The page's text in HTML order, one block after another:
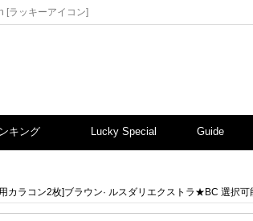
[ラッキーアイコン]
キング Lucky Special Guide
カラコン2枚]ブラウン· ルスダリエクストラ★BC 選択